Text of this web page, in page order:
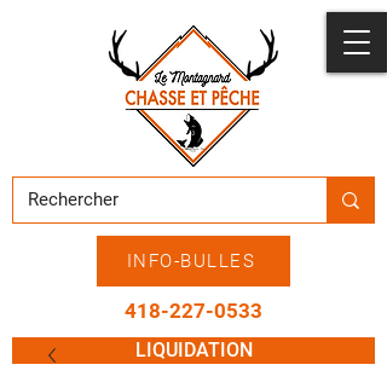
INFO-BULLES
418-227-0533
LIQUIDATION